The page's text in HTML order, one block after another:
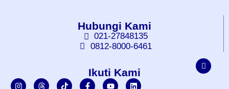
Hubungi Kami
021-27848135
0812-8000-6461
Ikuti Kami